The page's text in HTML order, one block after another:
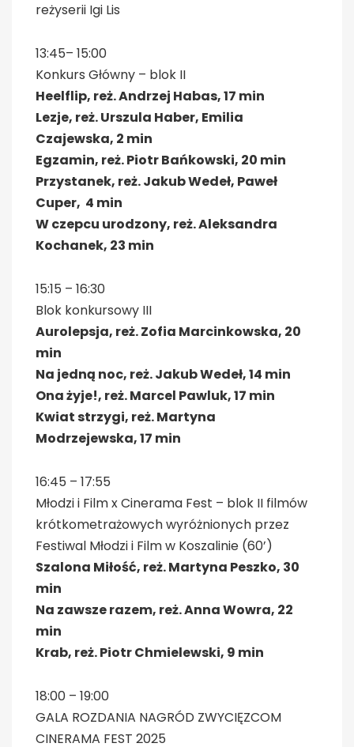
reżyserii Igi Lis
13:45– 15:00
Konkurs Główny – blok II
Heelflip, reż. Andrzej Habas, 17 min
Lezje, reż. Urszula Haber, Emilia
Czajewska, 2 min
Egzamin, reż. Piotr Bańkowski, 20 min
Przystanek, reż. Jakub Wedeł, Paweł
Cuper, 4 min
W czepcu urodzony, reż. Aleksandra
Kochanek, 23 min
15:15 – 16:30
Blok konkursowy III
Aurolepsja, reż. Zofia Marcinkowska, 20
min
Na jedną noc, reż. Jakub Wedeł, 14 min
Ona żyje!, reż. Marcel Pawluk, 17 min
Kwiat strzygi, reż. Martyna
Modrzejewska, 17 min
16:45 – 17:55
Młodzi i Film x Cinerama Fest – blok II filmów
krótkometrażowych wyróżnionych przez
Festiwal Młodzi i Film w Koszalinie (60’)
Szalona Miłość, reż. Martyna Peszko, 30
min
Na zawsze razem, reż. Anna Wowra, 22
min
Krab, reż. Piotr Chmielewski, 9 min
18:00 – 19:00
GALA ROZDANIA NAGRÓD ZWYCIĘZCOM
CINERAMA FEST 2025